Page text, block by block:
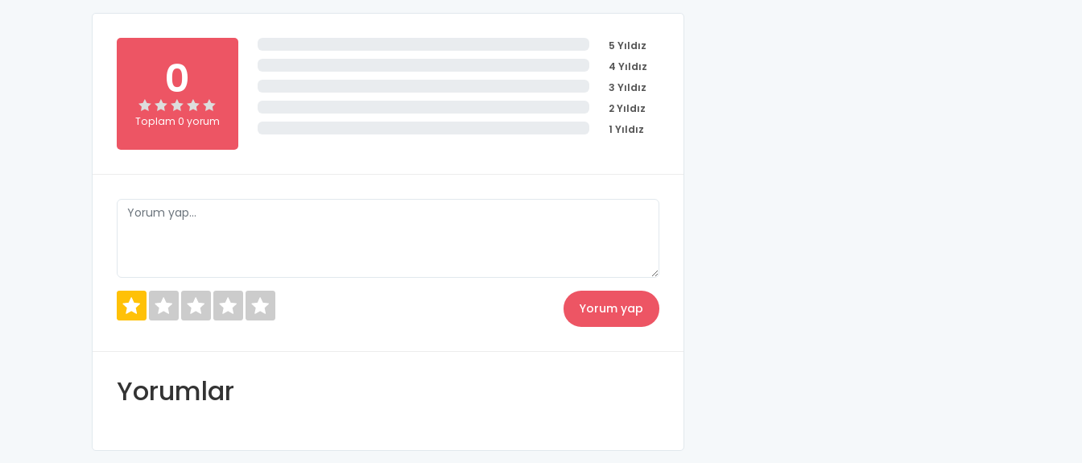
0
Toplam 0 yorum
5 Yıldız
4 Yıldız
3 Yıldız
2 Yıldız
1 Yıldız
Yorumlar